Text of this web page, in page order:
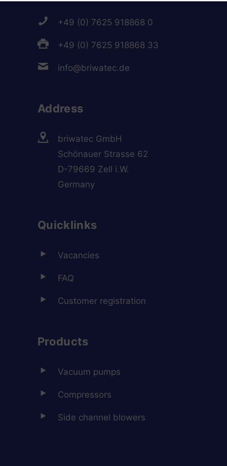
+49 (0) 7625 918868 0
+49 (0) 7625 918868 33
info@briwatec.de
Address
briwatec GmbH
Schönauer Strasse 62
D-79669 Zell i.W.
Germany
Quicklinks
Vacancies
FAQ
Customer registration
Products
Vacuum pumps
Compressors
Side channel blowers